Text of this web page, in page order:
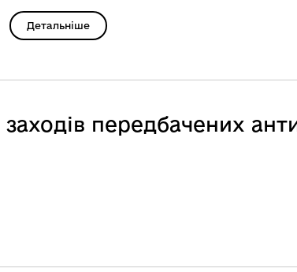
Детальніше
передбачених